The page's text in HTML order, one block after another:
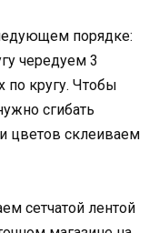
порядке:
чередуем 3
по кругу. Чтобы
сгибать
цветов склеиваем
сетчатой лентой